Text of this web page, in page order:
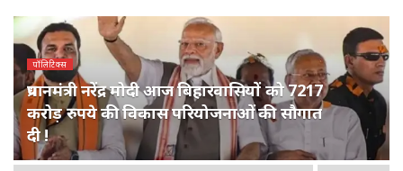
पॉलिटिक्स
प्रधानमंत्री नरेंद्र मोदी आज बिहारवासियों को 7217
करोड़ रुपये की विकास परियोजनाओं की सौगात
दी !